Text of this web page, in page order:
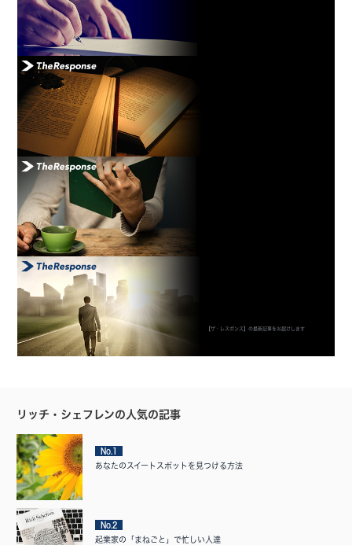
【ザ・レスポンス】の最新記事をお届けします
リッチ・シェフレンの人気の記事
No.1
あなたのスイートスポットを見つける方法
No.2
起業家の「まねごと」で忙しい人達